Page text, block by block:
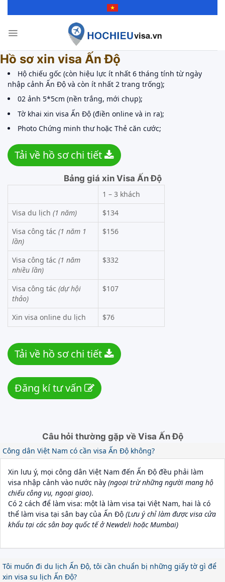
Hồ sơ xin visa Ấn Độ
Hộ chiếu gốc (còn hiệu lực ít nhất 6 tháng tính từ ngày
nhập cảnh Ấn Độ và còn ít nhất 2 trang trống);
02 ảnh 5*5cm (nền trắng, mới chụp);
Tờ khai xin visa Ấn Độ (điền online và in ra);
Photo Chứng minh thư hoặc Thẻ căn cước;
Tải về hồ sơ chi tiết
Bảng giá xin Visa Ấn Độ
1 – 3 khách
Visa du lịch (1 năm)
$134
Visa công tác (1 năm 1
lần)
$156
Visa công tác (1 năm
nhiều lần)
$332
Visa công tác (dự hội
thảo)
$107
Xin visa online du lịch $76
Tải về hồ sơ chi tiết
Đăng kí tư vấn
Câu hỏi thường gặp về Visa Ấn Độ
Công dân Việt Nam có cần visa Ấn Độ không?
Xin lưu ý, mọi công dân Việt Nam đến Ấn Độ đều phải làm
visa nhập cảnh vào nước này (ngoại trừ những người mang hộ
chiếu công vụ, ngoại giao).
Có 2 cách để làm visa: một là làm visa tại Việt Nam, hai là có
thể làm visa tại sân bay của Ấn Độ (Lưu ý chỉ làm được visa cửa
khẩu tại các sân bay quốc tế ở Newdeli hoặc Mumbai)
Tôi muốn đi du lịch Ấn Độ, tôi cần chuẩn bị những giấy tờ gì để
xin visa su lịch Ấn Độ?